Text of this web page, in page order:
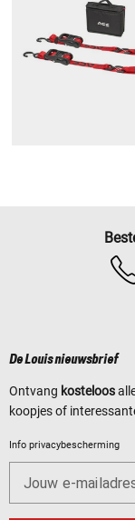
De Louis nieuwsbrief
Ontvang kosteloos
koopjes of
Info privacybescherming
Jouw e-